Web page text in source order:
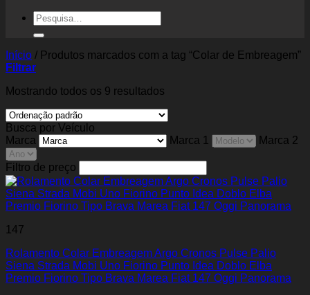
Pesquisar
por:
Início / Produtos marcados com a tag “Colar de Embreagem”
Filtrar
Mostrando todos os 9 resultados
Busca por Veículo
Marca
Marca 1 Marca 2
Filtro de preço
147
Rolamento Colar Embreagem Argo Cronos Pulse Palio
Siena Strada Mobi Uno Fiorino Punto Idea Doblo Elba
Premio Fiorino Tipo Brava Marea Fiat 147 Oggi Panorama